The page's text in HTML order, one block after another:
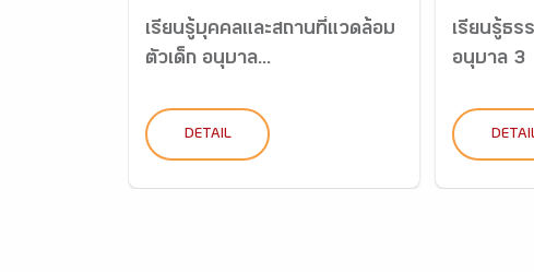
เรียนรู้บุคคลและสถานที่แวดล้อม
ตัวเด็ก อนุบาล...
DETAIL
เรียนรู้ธร
อนุบาล 3